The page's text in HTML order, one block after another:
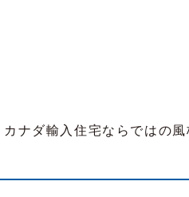
カナダ輸入住宅ならではの